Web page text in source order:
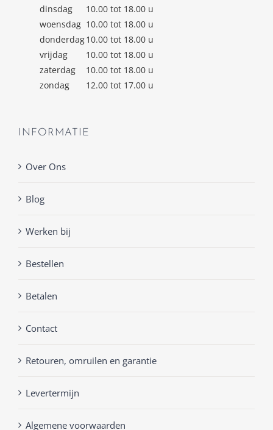
dinsdag
10.00 tot 18.00 u
woensdag 10.00 tot 18.00 u
donderdag10.00 tot 18.00 u
vrijdag
10.00 tot 18.00 u
zaterdag
10.00 tot 18.00 u
zondag
12.00 tot 17.00 u
INFORMATIE
Over Ons
Blog
Werken bij
Bestellen
Betalen
Contact
Retouren, omruilen en garantie
Levertermijn
Algemene voorwaarden